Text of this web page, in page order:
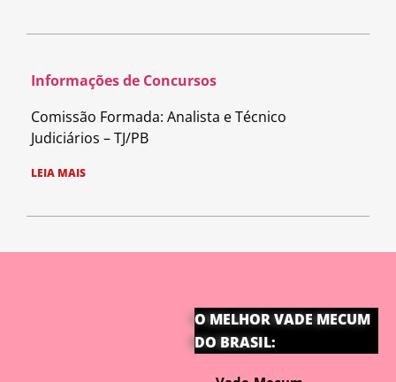
Informações de Concursos
Comissão Formada: Analista e Técnico
Judiciários – TJ/PB
LEIA MAIS
O MELHOR VADE MECUM
DO BRASIL: